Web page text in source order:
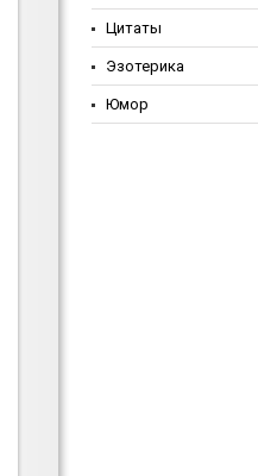
Цитаты
Эзотерика
Юмор